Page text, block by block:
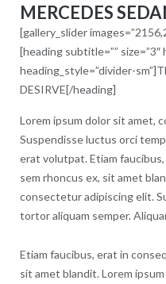
MERCEDES
[gallery_slider
[heading subtitle=”” size=”3″
heading_style=”divider-
DESIRVE[/heading]
Lorem ipsum dolor sit amet,
Suspendisse luctus orci
erat volutpat. Etiam
sem rhoncus ex, sit amet
consectetur adipiscing elit.
tortor aliquam semper.
Etiam faucibus, erat in
sit amet blandit. Lorem